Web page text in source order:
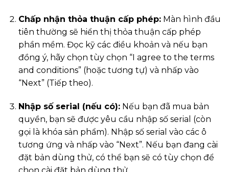
Chấp nhận thỏa thuận cấp phép:Màn hình đầu
tiên thường sẽ hiển thị thỏa thuận cấp phép
phần mềm. Đọc kỹ các điều khoản và nếu bạn
đồng ý, hãy chọn tùy chọn “I agree to the terms
and conditions” (hoặc tương tự) và nhấp vào
“Next” (Tiếp theo).
Nhập số serial (nếu có):Nếu bạn đã mua bản
quyền, bạn sẽ được yêu cầu nhập số serial (còn
gọi là khóa sản phẩm). Nhập số serial vào các ô
tương ứng và nhấp vào “Next”. Nếu bạn đang cài
đặt bản dùng thử, có thể bạn sẽ có tùy chọn để